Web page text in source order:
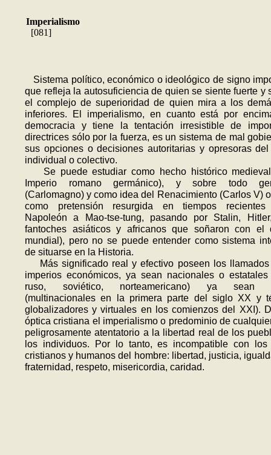
Imperialismo
[081]
Sistema político, económico o ideológico de signo
que refleja la autosuficiencia de quien se siente fuerte y
el complejo de superioridad de quien mira a los
inferiores. El imperialismo, en cuanto está por
democracia y tiene la tentación irresistible de
directrices sólo por la fuerza, es un sistema de mal
sus opciones o decisiones autoritarias y opresoras
individual o colectivo.
Se puede estudiar como hecho históri­co
Imperio romano germánico), y sobre todo
(Carlomagno) y como idea del Renacimiento (Carlos V)
como pretensión resurgida en tiempos recientes
Napoleón a Mao-tse-tung, pasando por Stalin,
fantoches asiáticos y africanos que soñaron con el
mundial), pero no se puede entender como sistema
de situarse en la Historia.
Más significado real y efectivo poseen los llamados
imperios económicos, ya sean nacionales o estatales
ruso, soviético, norteamericano) ya sean
(multinacionales en la primera parte del siglo XX y
globalizadores y virtuales en los comienzos del XXI).
óptica cristiana el imperialismo o predominio de
peligrosamente atentatorio a la libertad real de los
los individuos. Por lo tanto, es incompatible con los
cristianos y humanos del hombre: libertad, justicia,
fraternidad, respeto, misericordia, caridad.